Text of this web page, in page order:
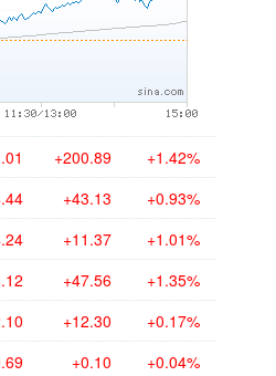
+200.89 +1.42%
+43.13 +0.93%
+11.37 +1.01%
+47.56 +1.35%
+12.30 +0.17%
+0.10 +0.04%